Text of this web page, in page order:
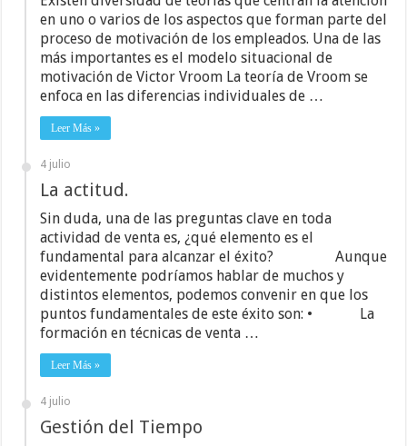
en uno o varios de los aspectos que forman parte del
proceso de motivación de los empleados. Una de las
más importantes es el modelo situacional de
motivación de Victor Vroom La teoría de Vroom se
enfoca en las diferencias individuales de …
Leer Más »
4 julio
La actitud.
Sin duda, una de las preguntas clave en toda
actividad de venta es, ¿qué elemento es el
fundamental para alcanzar el éxito? Aunque
evidentemente podríamos hablar de muchos y
distintos elementos, podemos convenir en que los
puntos fundamentales de este éxito son: • La
formación en técnicas de venta …
Leer Más »
4 julio
Gestión del Tiempo